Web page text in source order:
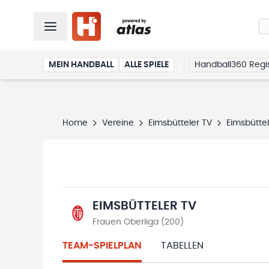
MEIN HANDBALL ALLE SPIELE Handball360
Home Vereine Eimsbütteler TV
EIMSBÜTTELER TV
Frauen Oberliga (200)
TEAM-SPIELPLAN TABELLEN